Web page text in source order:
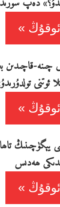
قاچىدىن
ئوتنى
ھەدىس